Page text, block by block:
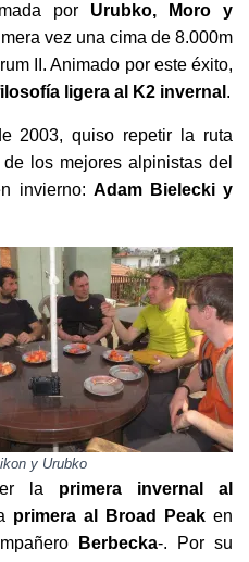
por Urubko, Moro y
vez una cima de 8.000m
II. Animado por este éxito,
ligera al K2 invernal .
2003, quiso repetir la ruta
los mejores alpinistas del
invierno: Adam Bielecki y
y Urubko
la primera invernal al
primera al Broad Peak en
Berbecka-. Por su